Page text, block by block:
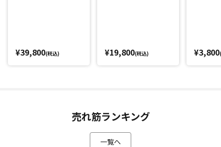
¥39,800(税込) ¥19,800(税込) ¥3,800
売れ筋ランキング
一覧へ